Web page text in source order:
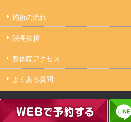
施術の流れ
院長挨拶
整体院アクセス
よくある質問
キャンセルについて